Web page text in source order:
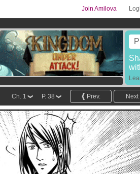
Join Amilova
Next
Prev.
P. 38
Ch. 1